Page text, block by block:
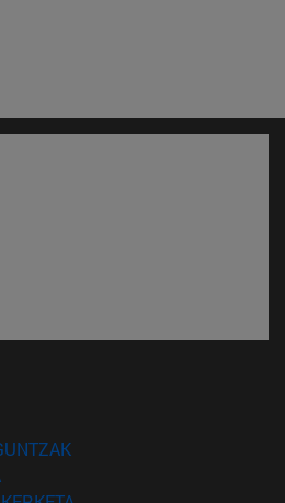
batean irekiko da)
(Beste leiho batean irekiko
(Beste leiho batean irekiko da)